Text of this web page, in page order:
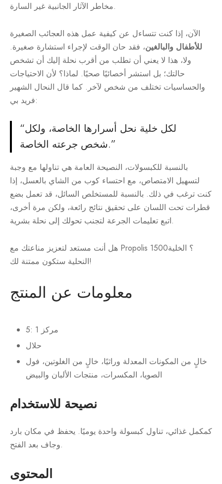
مخاطر الآثار الجانبية غير السارة.
الآن، إذا كنت تتساءل عن كيفية عمل هذه العجائب الصغيرة
للأطفال والبالغين، فقد حان الوقت لإجراء استشارة صغيرة.
ولا، هذا لا يعني أن تطلب من أقرب نحلة إليك أن تشخص
حالتك؛ بل استشر أخصائيًا صحيًا. لماذا؟ لأن الاحتياجات
والحساسيات تختلف من شخص لآخر. كما قال النحال الشهير
فريد بي:
“لكل خلية نحل أسرارها الخاصة، ولكل
شخص جرعته الخاصة.”
بالنسبة للكبسولات، النصيحة العامة هي تناولها مع وجبة
لتسهيل الامتصاص، مع احتساء كوب من الشاي بالعسل، إذا
كنت ترغب في ذلك. بالنسبة للمستخلص السائل، قد تعمل بضع
قطرات تحت اللسان على تحقيق نتائج رائعة، ولكن مرة أخرى،
اتبع تعليمات الجرعة لتجنب تحولك إلى نحلة بشرية.
هل أنت مستعد لتعزيز مناعتك مع Propolis 1500؟ الخلية
النحلية ستكون ممتنة لك!
معلومات عن المنتج
5: 1 مركز
حلال
خالٍ من المكونات المعدلة وراثيًا، خالٍ من الغلوتين، فول
الصويا، المكسرات، منتجات الألبان والبيض
نصيحة للاستخدام
كمكمل غذائي، تناول كبسولة واحدة يوميًا. يحفظ في مكان بارد
وجاف بعد الفتح.
المحتوى